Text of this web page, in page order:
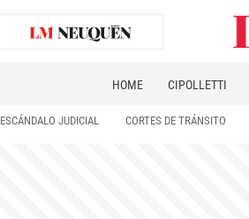
HOME CIPOLLETTI
ESCÁNDALO JUDICIAL CORTES DE TRÁNSITO